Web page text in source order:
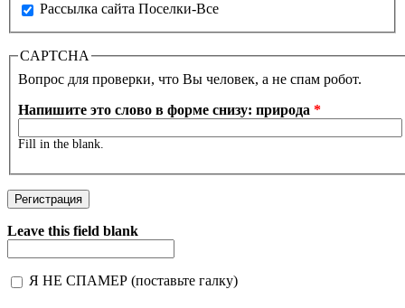
Рассылка сайта Поселки-Все
CAPTCHA
Вопрос для проверки, что Вы человек, а не спам робот.
Напишите это слово в форме снизу: природа *
Fill in the blank.
Leave this field blank
Я НЕ СПАМЕР (поставьте галку)